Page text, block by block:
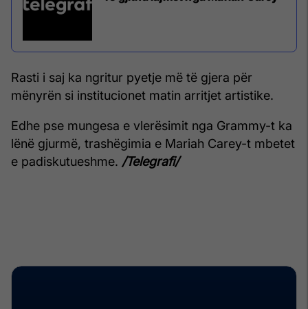
Rasti i saj ka ngritur pyetje më të gjera për
mënyrën si institucionet matin arritjet artistike.
Edhe pse mungesa e vlerësimit nga Grammy-t ka
lënë gjurmë, trashëgimia e Mariah Carey-t mbetet
e padiskutueshme. /Telegrafi/